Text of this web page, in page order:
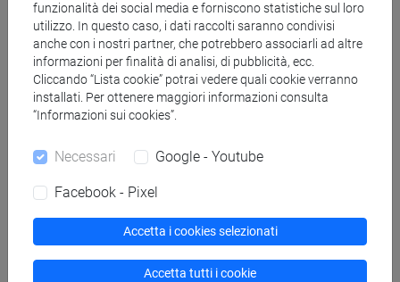
Corsi di studio e percorsi
[FT1] CONSERVAZIONE E GESTIONE DEI BENI
E DELLE ATTIVITÀ CULTURALI - Laurea
funzionalità dei social media e forniscono statistiche sul loro
utilizzo. In questo caso, i dati raccolti saranno condivisi
anche con i nostri partner, che potrebbero associarli ad altre
informazioni per finalità di analisi, di pubblicità, ecc.
Cliccando “Lista cookie” potrai vedere quali cookie verranno
installati. Per ottenere maggiori informazioni consulta
“Informazioni sui cookies”.
Necessari Google - Youtube
Facebook - Pixel
Accetta i cookies selezionati
Accetta tutti i cookie